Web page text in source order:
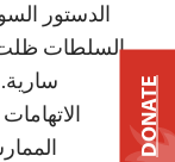
السلطات ظلت
DONATE